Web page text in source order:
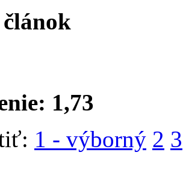
1,73
1 - výborný 2 3